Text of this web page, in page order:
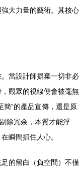
大力量的藝術。其核心
。當設計師摒棄一切非必
觀眾的視線便會被毫無
簡”的產品宣傳，還是原
除冗余，本質才能浮
瞬間抓住人心。
的留白（負空間）不僅